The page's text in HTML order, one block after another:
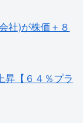
社)が株価＋８
【６４％プラ